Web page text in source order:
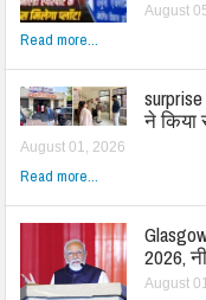
August
Read more...
ने किया
August 01, 2026
Read more...
2026,
August